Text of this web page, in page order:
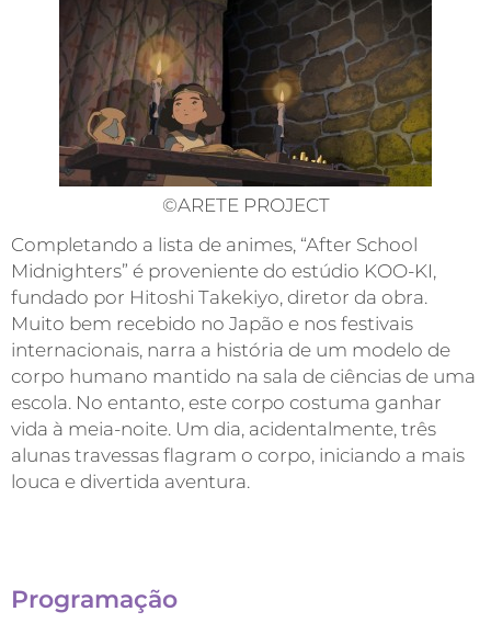
©ARETE PROJECT
Completando a lista de animes, “After School
Midnighters” é proveniente do estúdio KOO-KI,
fundado por Hitoshi Takekiyo, diretor da obra.
Muito bem recebido no Japão e nos festivais
internacionais, narra a história de um modelo de
corpo humano mantido na sala de ciências de uma
escola. No entanto, este corpo costuma ganhar
vida à meia-noite. Um dia, acidentalmente, três
alunas travessas flagram o corpo, iniciando a mais
louca e divertida aventura.
Programação